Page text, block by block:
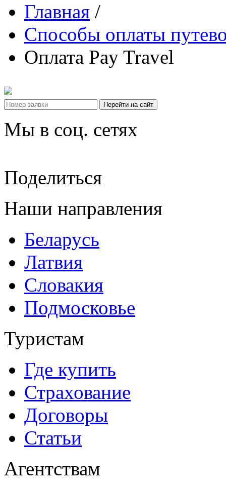
Главная /
Способы оплаты
Оплата Pay Travel
Перейти на сайт
Мы в соц. сетях
Поделиться
Наши направления
Беларусь
Латвия
Словакия
Подмосковье
Туристам
Где купить
Страхование
Договоры
Статьи
Агентствам